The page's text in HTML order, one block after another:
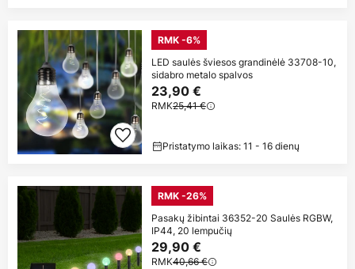
RMK -6%
LED saulės šviesos grandinėlė 33708-10,
sidabro metalo spalvos
23,90 €
RMK25,41 €
Pristatymo laikas: 11 - 16 dienų
RMK -26%
Pasakų žibintai 36352-20 Saulės RGBW,
IP44, 20 lempučių
29,90 €
RMK40,66 €